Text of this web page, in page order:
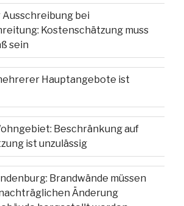
bei
Kostenschätzung muss
sein
Hauptangebote ist
Beschränkung auf
ist unzulässig
Brandwände müssen
Änderung